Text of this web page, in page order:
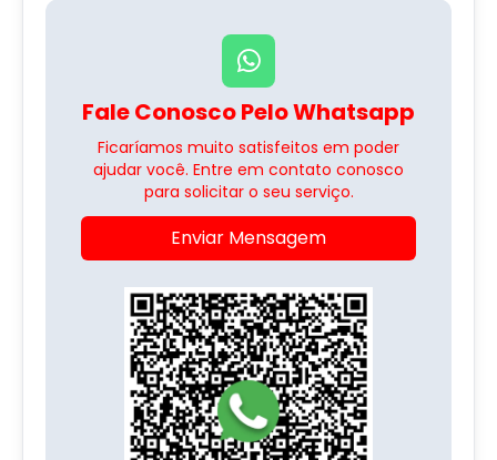
Fale Conosco Pelo Whatsapp
Ficaríamos muito satisfeitos em poder
ajudar você. Entre em contato conosco
para solicitar o seu serviço.
Enviar Mensagem